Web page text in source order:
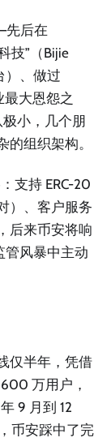
先后在
技”（Bijie
）、做过
最大恩怨之
小，几个朋
组织架构。
支持 ERC-20
）、客户服务
后来币安将响
管风暴中主动
仅半年，凭借
万用户，
9 月到 12
币安踩中了完